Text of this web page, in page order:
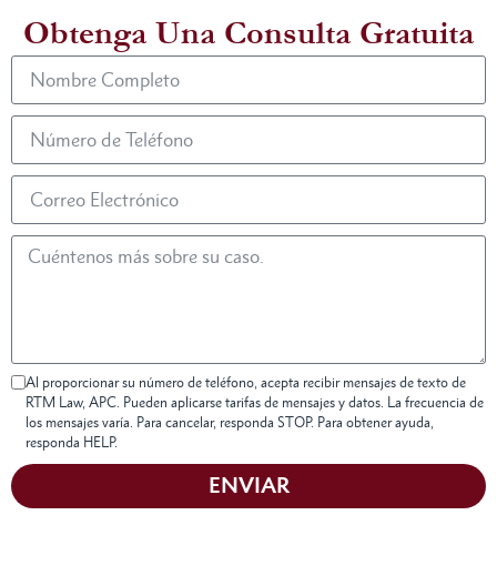
Obtenga Una Consulta Gratuita
Al proporcionar su número de teléfono, acepta recibir mensajes de texto de
RTM Law, APC. Pueden aplicarse tarifas de mensajes y datos. La frecuencia de
los mensajes varía. Para cancelar, responda STOP. Para obtener ayuda,
responda HELP.
ENVIAR